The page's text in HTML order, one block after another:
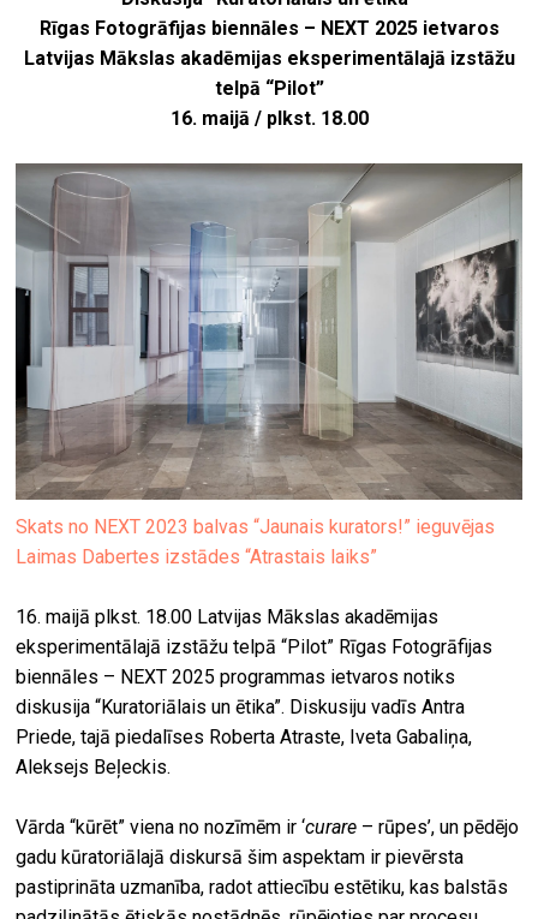
Rīgas Fotogrāfijas biennāles – NEXT 2025 ietvaros
Latvijas Mākslas akadēmijas eksperimentālajā izstāžu
telpā “Pilot”
16. maijā / plkst. 18.00
Skats no NEXT 2023 balvas “Jaunais kurators!” ieguvējas
Laimas Dabertes izstādes “Atrastais laiks”
16. maijā plkst. 18.00 Latvijas Mākslas akadēmijas
eksperimentālajā izstāžu telpā “Pilot” Rīgas Fotogrāfijas
biennāles – NEXT 2025 programmas ietvaros notiks
diskusija “Kuratoriālais un ētika”. Diskusiju vadīs Antra
Priede, tajā piedalīses Roberta Atraste, Iveta Gabaliņa,
Aleksejs Beļeckis.
Vārda “kūrēt” viena no nozīmēm ir ‘curare – rūpes’, un pēdējo
gadu kūratoriālajā diskursā šim aspektam ir pievērsta
pastiprināta uzmanība, radot attiecību estētiku, kas balstās